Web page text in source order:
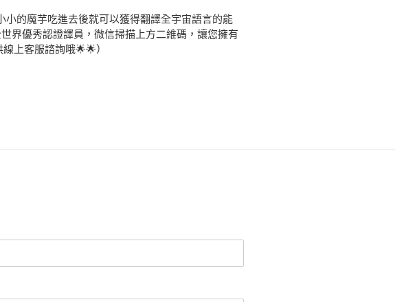
小的魔芋吃進去後就可以獲得翻譯全宇宙語言的能
界優秀認證譯員，微信掃描上方二維碼，讓您擁有
上客服諮詢哦🌟🌟）